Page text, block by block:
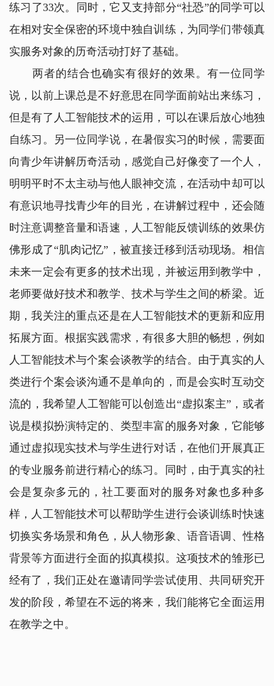
练习了33次。同时，它又支持部分“社恐”的同学可以
在相对安全保密的环境中独自训练，为同学们带领真
实服务对象的历奇活动打好了基础。
两者的结合也确实有很好的效果。有一位同学
说，以前上课总是不好意思在同学面前站出来练习，
但是有了人工智能技术的运用，可以在课后放心地独
自练习。另一位同学说，在暑假实习的时候，需要面
向青少年讲解历奇活动，感觉自己好像变了一个人，
明明平时不太主动与他人眼神交流，在活动中却可以
有意识地寻找青少年的目光，在讲解过程中，还会随
时注意调整音量和语速，人工智能反馈训练的效果仿
佛形成了“肌肉记忆”，被直接迁移到活动现场。相信
未来一定会有更多的技术出现，并被运用到教学中，
老师要做好技术和教学、技术与学生之间的桥梁。近
期，我关注的重点还是在人工智能技术的更新和应用
拓展方面。根据实践需求，有很多大胆的畅想，例如
人工智能技术与个案会谈教学的结合。由于真实的人
类进行个案会谈沟通不是单向的，而是会实时互动交
流的，我希望人工智能可以创造出“虚拟案主”，或者
说是模拟扮演特定的、类型丰富的服务对象，它能够
通过虚拟现实技术与学生进行对话，在他们开展真正
的专业服务前进行精心的练习。同时，由于真实的社
会是复杂多元的，社工要面对的服务对象也多种多
样，人工智能技术可以帮助学生进行会谈训练时快速
切换实务场景和角色，从人物形象、语音语调、性格
背景等方面进行全面的拟真模拟。这项技术的雏形已
经有了，我们正处在邀请同学尝试使用、共同研究开
发的阶段，希望在不远的将来，我们能将它全面运用
在教学之中。